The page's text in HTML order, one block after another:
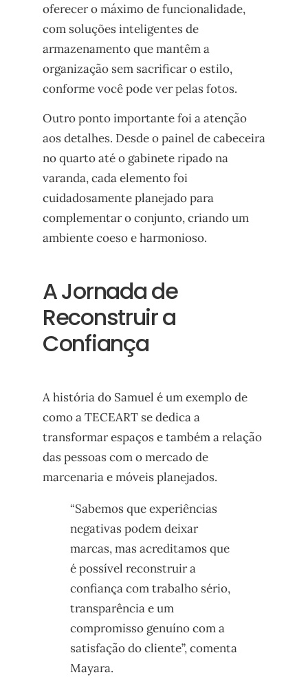
oferecer o máximo de funcionalidade,
com soluções inteligentes de
armazenamento que mantêm a
organização sem sacrificar o estilo,
conforme você pode ver pelas fotos.
Outro ponto importante foi a atenção
aos detalhes. Desde o painel de cabeceira
no quarto até o gabinete ripado na
varanda, cada elemento foi
cuidadosamente planejado para
complementar o conjunto, criando um
ambiente coeso e harmonioso.
A Jornada de
Reconstruir a
Confiança
A história do Samuel é um exemplo de
como a TECEART se dedica a
transformar espaços e também a relação
das pessoas com o mercado de
marcenaria e móveis planejados.
“Sabemos que experiências
negativas podem deixar
marcas, mas acreditamos que
é possível reconstruir a
confiança com trabalho sério,
transparência e um
compromisso genuíno com a
satisfação do cliente”, comenta
Mayara.